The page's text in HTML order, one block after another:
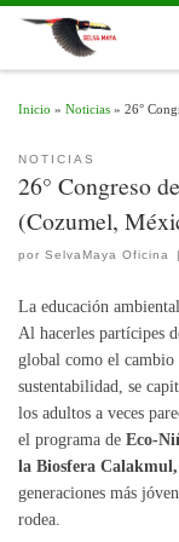
Skip to content
Inicio » Noticias » 26°
NOTICIAS
26° Congreso
(Cozumel,
por SelvaMaya Oficina |
La educación
Al hacerles partícipes
global como el
sustentabilidad, se
los adultos a veces
el programa de Eco-
la Biosfera Calakmul,
generaciones más
rodea.